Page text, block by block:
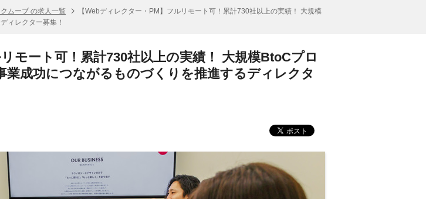
ムーブ の求人一覧
【Webディレクター・PM】フルリモート可！累計730社以上の実績！ 大規模
ィレクター募集！
モート可！累計730社以上の実績！ 大規模BtoCプロ
業成功につながるものづくりを推進するディレクタ